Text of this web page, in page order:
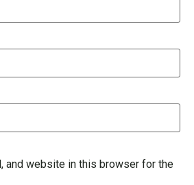
and website in this browser for the